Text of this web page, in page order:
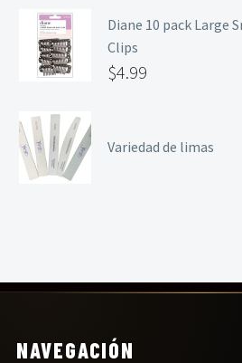
Diane 10 pack Large
Clips
$4.99
Variedad de limas
NAVEGACIÓN